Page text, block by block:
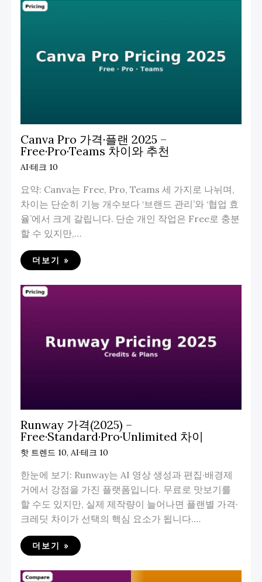
Canva Pro 가격·플랜 2025 –
Free·Pro·Teams 차이와 추천
AI·테크 10
요약: Canva는 Free, Pro, Teams 세 가지로 나뉘며,
차이는 단순히 기능 개수보다 ‘브랜드 관리’와 ‘협업 효
율’에서 크게 갈립니다. 단순 개인 작업은 Free로 충분
할 수 있지만,…
더보기 »
Runway 가격(2025) –
Free·Standard·Pro·Unlimited 차이
핫 트렌드 10, AI·테크 10
한눈에 보기: Runway는 AI 영상 생성과 편집·배경제
거에서 강점을 가진 플랫폼입니다. 무료로 맛보기를
할 수도 있지만, 실제 제작량이 늘어나면 플랜별 가격·
크레딧 차이가 선택의 핵심 요소가 됩니다.…
더보기 »